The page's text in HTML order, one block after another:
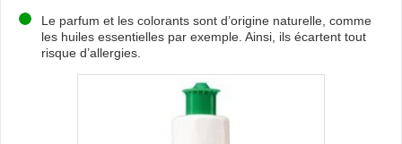
Le parfum et les colorants sont d’origine naturelle, comme
les huiles essentielles par exemple. Ainsi, ils écartent tout
risque d’allergies.